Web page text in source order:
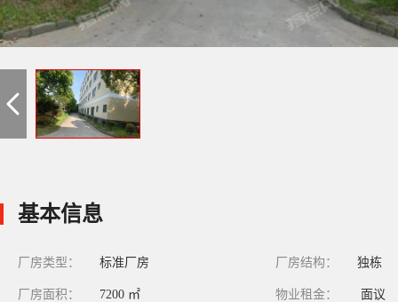
基本信息
厂房类型： 标准厂房 厂房结构： 独栋
厂房面积： 7200 ㎡ 物业租金： 面议